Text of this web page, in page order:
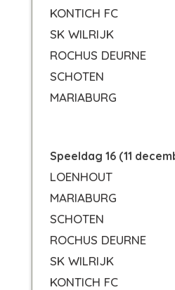
KONTICH FC
SK WILRIJK
ROCHUS DEURNE
SCHOTEN
MARIABURG
Speeldag 16 (11
LOENHOUT
MARIABURG
SCHOTEN
ROCHUS DEURNE
SK WILRIJK
KONTICH FC